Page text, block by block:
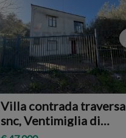
Villa contrada traversa
snc, Ventimiglia di